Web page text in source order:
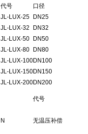
代号
口径
JL-LUX-25
DN25
JL-LUX-32
DN32
JL-LUX-50
DN50
JL-LUX-80
DN80
JL-LUX-100DN100
JL-LUX-150DN150
JL-LUX-200DN200
代号
N 无温压补偿